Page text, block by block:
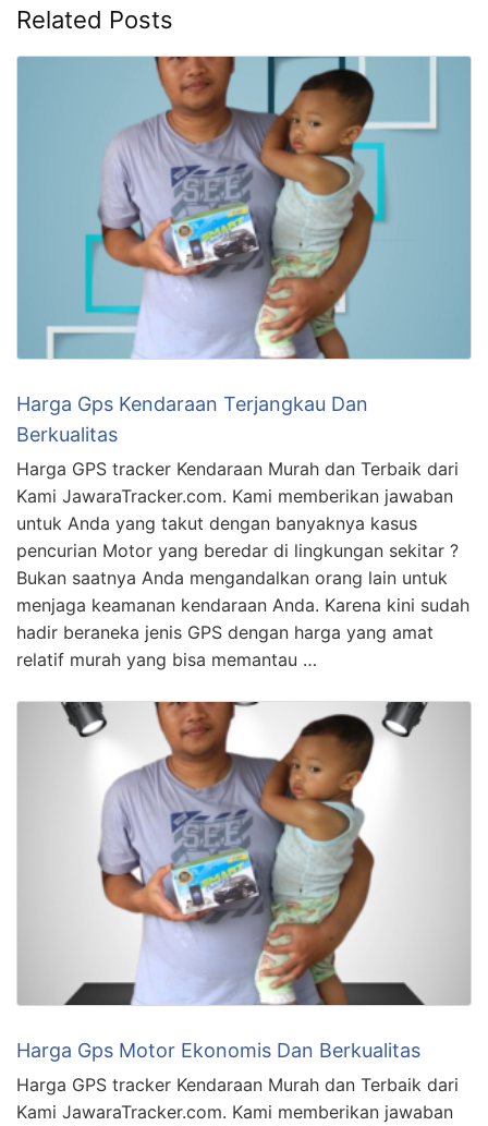
Related Posts
Harga Gps Kendaraan Terjangkau Dan
Berkualitas
Harga GPS tracker Kendaraan Murah dan Terbaik dari
Kami JawaraTracker.com. Kami memberikan jawaban
untuk Anda yang takut dengan banyaknya kasus
pencurian Motor yang beredar di lingkungan sekitar ?
Bukan saatnya Anda mengandalkan orang lain untuk
menjaga keamanan kendaraan Anda. Karena kini sudah
hadir beraneka jenis GPS dengan harga yang amat
relatif murah yang bisa memantau …
Harga Gps Motor Ekonomis Dan Berkualitas
Harga GPS tracker Kendaraan Murah dan Terbaik dari
Kami JawaraTracker.com. Kami memberikan jawaban